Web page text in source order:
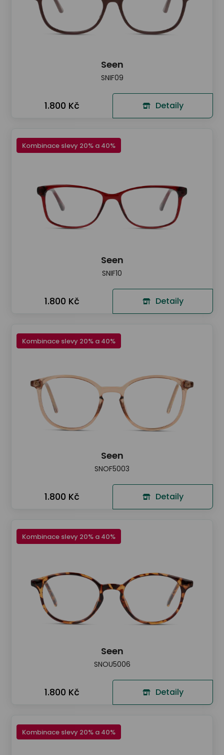
Seen
SNIF09
1.800 Kč Detaily
Kombinace slevy 20% a 40%
Seen
SNIF10
1.800 Kč Detaily
Kombinace slevy 20% a 40%
Seen
SNOF5003
1.800 Kč Detaily
Kombinace slevy 20% a 40%
Seen
SNOU5006
1.800 Kč Detaily
Kombinace slevy 20% a 40%